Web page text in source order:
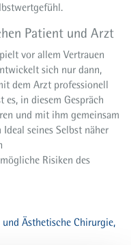
Patient und Arzt
vor allem Vertrauen
sich nur dann,
dem Arzt professionell
in diesem Gespräch
und mit ihm gemeinsam
seines Selbst näher
Risiken des
Ästhetische Chirurgie,